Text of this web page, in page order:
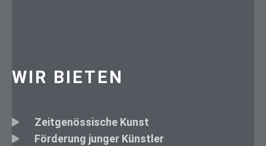
WIR BIETEN
Zeitgenössische Kunst
Förderung junger Künstler